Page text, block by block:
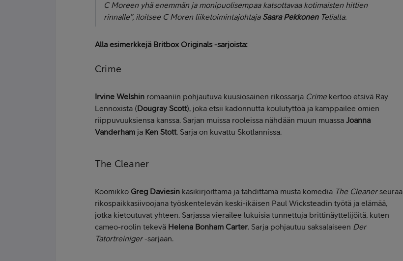
C Moreen yhä enemmän ja monipuolisempaa katsottavaa kotimaisten hittien
rinnalle”, iloitsee C Moren liiketoimintajohtaja Saara PekkonenTelialta.
Alla esimerkkejä Britbox Originals -sarjoista:
Crime
Irvine Welshin romaaniin pohjautuva kuusiosainen rikossarja Crimekertoo etsivä Ray
Lennoxista (Dougray Scott), joka etsii kadonnutta koulutyttöä ja kamppailee omien
riippuvuuksiensa kanssa. Sarjan muissa rooleissa nähdään muun muassa Joanna
Vanderham ja Ken Stott. Sarja on kuvattu Skotlannissa.
The Cleaner
Koomikko Greg Daviesin käsikirjoittama ja tähdittämä musta komedia The Cleanerseuraa
rikospaikkasiivoojana työskentelevän keski-ikäisen Paul Wicksteadin työtä ja elämää,
jotka kietoutuvat yhteen. Sarjassa vierailee lukuisia tunnettuja brittinäyttelijöitä, kuten
cameo-roolin tekevä Helena Bonham Carter. Sarja pohjautuu saksalaiseen Der
Tatortreiniger-sarjaan.